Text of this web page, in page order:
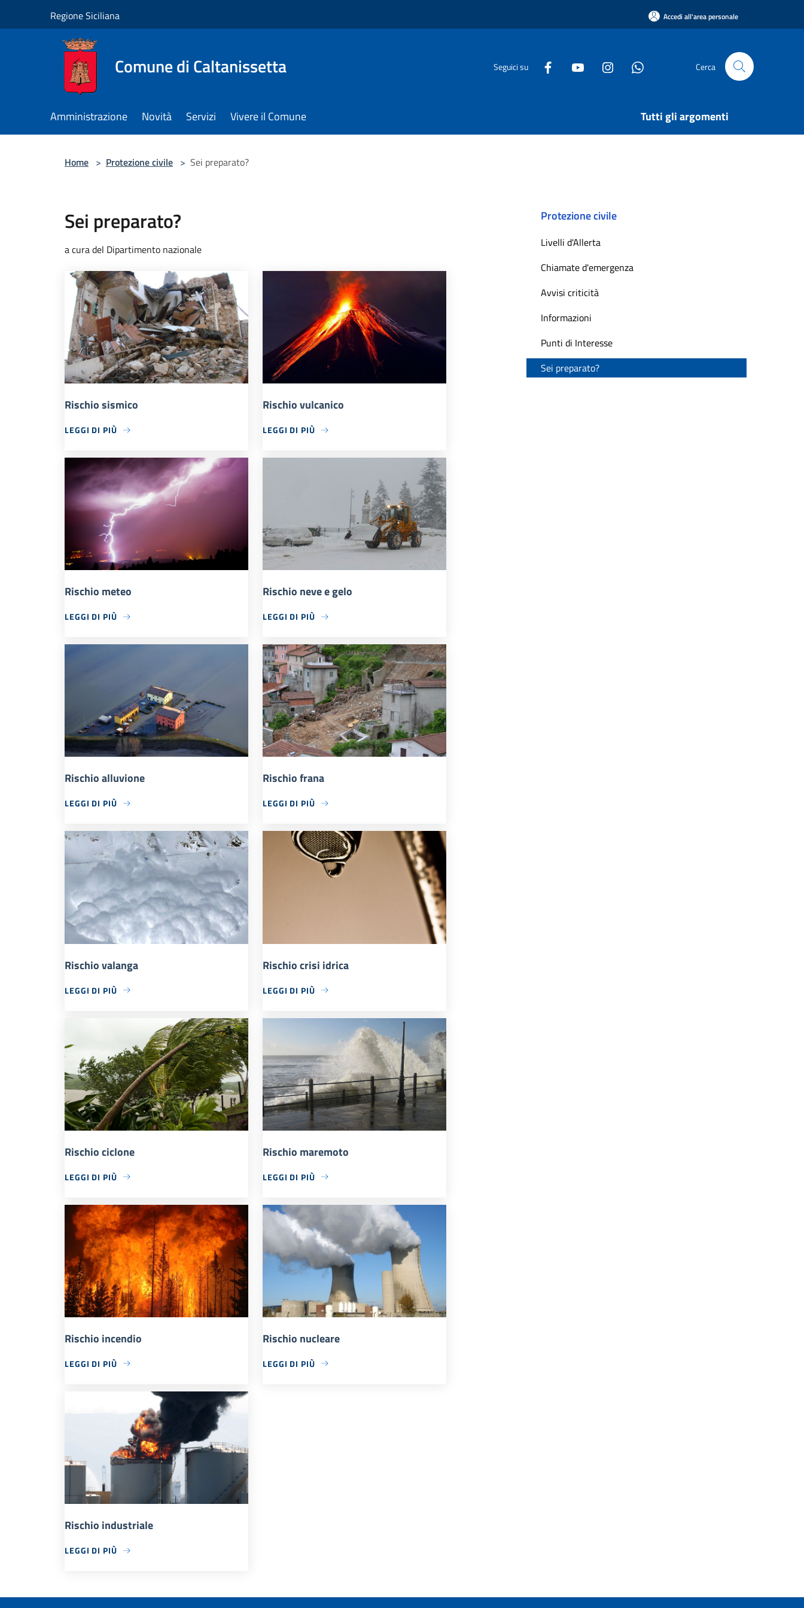
Regione Siciliana Accedi all'area personale
Comune di Caltanissetta Seguici su Cerca
Amministrazione Novità Servizi Vivere il Comune Tutti gli argomenti
Home > Protezione civile > Sei preparato?
Sei preparato?
a cura del Dipartimento nazionale
Rischio sismico
LEGGI DI PIÙ
Rischio vulcanico
LEGGI DI PIÙ
Rischio meteo
LEGGI DI PIÙ
Rischio neve e gelo
LEGGI DI PIÙ
Rischio alluvione
LEGGI DI PIÙ
Rischio frana
LEGGI DI PIÙ
Rischio valanga
LEGGI DI PIÙ
Rischio crisi idrica
LEGGI DI PIÙ
Rischio ciclone
LEGGI DI PIÙ
Rischio maremoto
LEGGI DI PIÙ
Rischio incendio
LEGGI DI PIÙ
Rischio nucleare
LEGGI DI PIÙ
Rischio industriale
LEGGI DI PIÙ
Protezione civile
Livelli d'Allerta
Chiamate d'emergenza
Avvisi criticità
Informazioni
Punti di Interesse
Sei preparato?